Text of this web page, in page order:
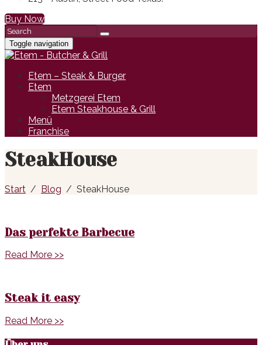
Buy Now
Toggle navigation
Etem – Steak & Burger
Etem
Metzgerei Etem
Etem Steakhouse & Grill
Menü
Franchise
SteakHouse
Start Blog SteakHouse
Das perfekte Barbecue
Read More >>
Steak it easy
Read More >>